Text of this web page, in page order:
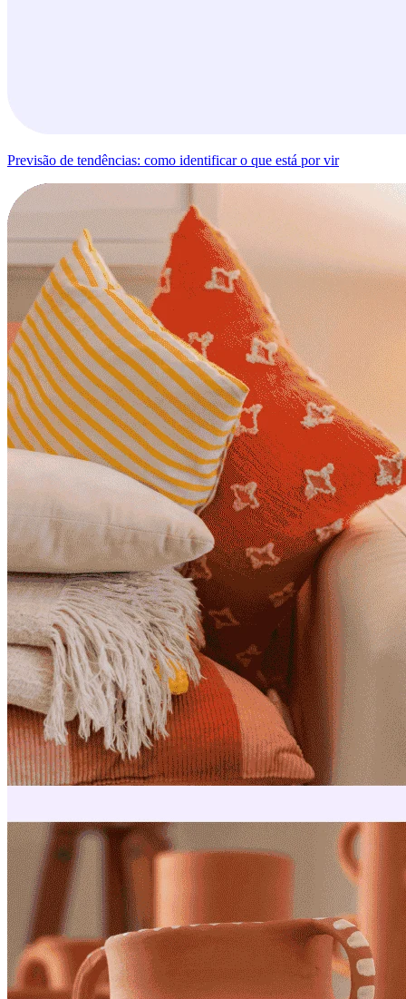
Previsão de tendências: como identificar o que está por vir